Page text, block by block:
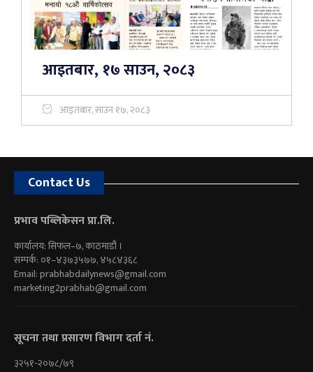
आइतबार, १७ साउन, २०८३
आइतबार, साउन १७, २०८३
Contact Us
प्रभाव पब्लिकेसन प्रा.लि.
कार्यालय: सिफल–७, काठमाडौं ।
सम्पर्क: ०१–४३७३५७७, ४५८४३६८
Email:prabhabdailynews@gmail.com
marketing2prabhab@gmail.com
सूचना तथा प्रसारण विभाग दर्ता नं.
३२५१-२०७८/७९